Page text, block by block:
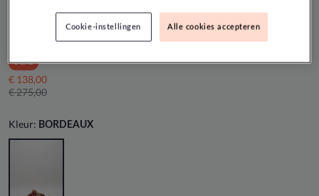
Kennel & Schmenger - Bordeaux
Slipper
DEAL
€ 138,00
€ 275,00
Kleur: BORDEAUX
Alle cookies accepteren
Cookie-instellingen